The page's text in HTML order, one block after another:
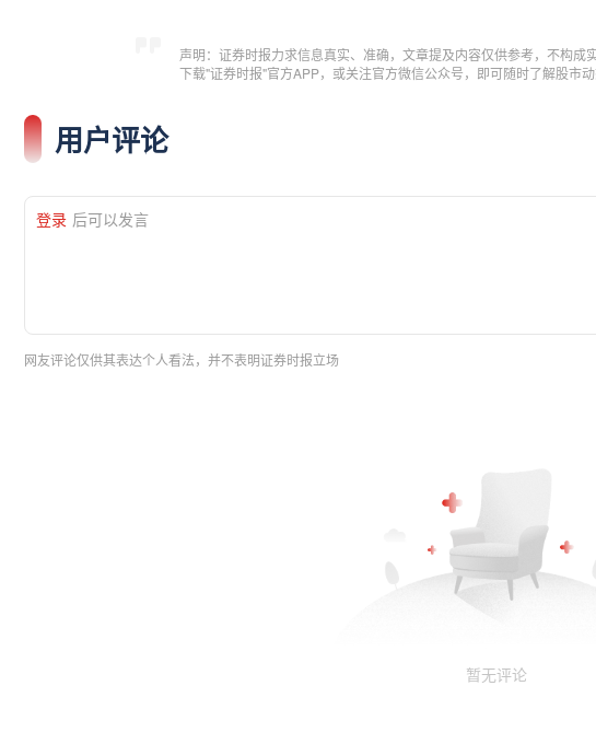
声明：证券时报力求信息真实、准确，文章提及内容仅供参考，不构成
下载"证券时报"官方APP，或关注官方微信公众号，即可随时了解股市
用户评论
登录 后可以发言
网友评论仅供其表达个人看法，并不表明证券时报立场
暂无评论